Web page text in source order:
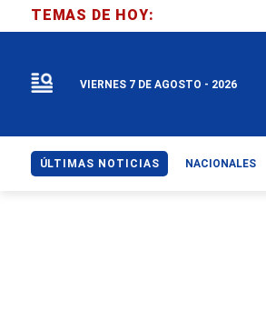
TEMAS DE HOY:
VIERNES 7 DE AGOSTO - 2026
ÚLTIMAS NOTICIAS NACIONALES